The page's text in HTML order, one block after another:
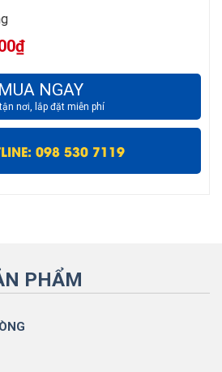
₫
MUA NGAY
nơi, lắp đặt miễn phí
098 530 7119
PHẨM